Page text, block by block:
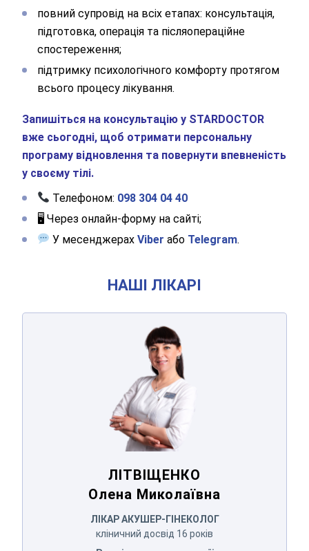
повний супровід на всіх етапах: консультація,
підготовка, операція та післяопераційне
спостереження;
підтримку психологічного комфорту протягом
всього процесу лікування.
Запишіться на консультацію у STARDOCTOR
вже сьогодні, щоб отримати персональну
програму відновлення та повернути впевненість
у своєму тілі.
Телефоном: 098 304 04 40
🖥 Через онлайн-форму на сайті;
У месенджерахViber або Telegram.
НАШІ ЛІКАРІ
ЛІТВІЩЕНКО
ЛІТВІЩЕНКО
Олена Миколаївна
ЛІКАР АКУШЕР-ГІНЕКОЛОГ
кліничний досвід 16 років